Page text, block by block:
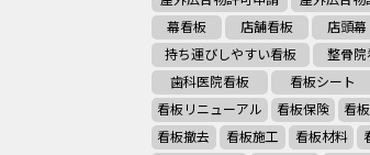
幕看板
店舗看板 店頭幕
持ち運びしやすい看板
整骨院
歯科医院看板
看板シート
看板リニューアル
看板保険 看
看板撤去
看板施工 看板材料